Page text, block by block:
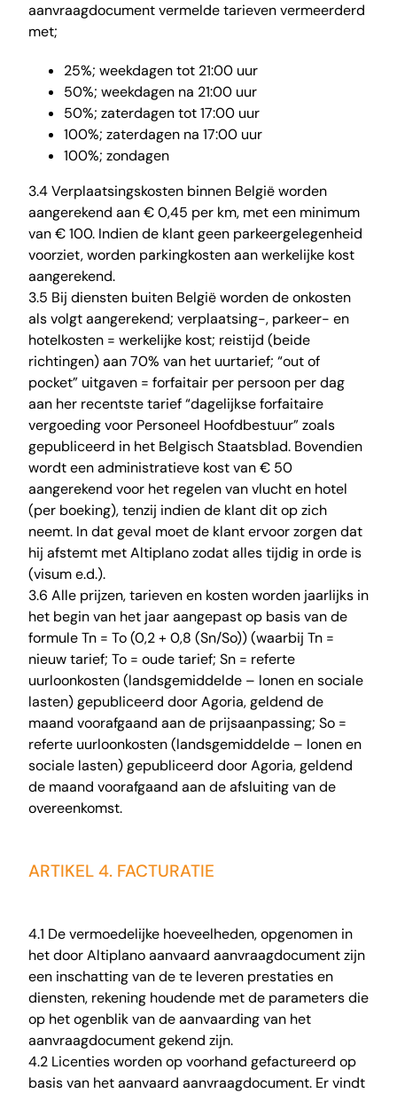
aanvraagdocument vermelde tarieven vermeerderd
met;
25%; weekdagen tot 21:00 uur
50%; weekdagen na 21:00 uur
50%; zaterdagen tot 17:00 uur
100%; zaterdagen na 17:00 uur
100%; zondagen
3.4 Verplaatsingskosten binnen België worden
aangerekend aan € 0,45 per km, met een minimum
van € 100. Indien de klant geen parkeergelegenheid
voorziet, worden parkingkosten aan werkelijke kost
aangerekend.
3.5 Bij diensten buiten België worden de onkosten
als volgt aangerekend; verplaatsing-, parkeer- en
hotelkosten = werkelijke kost; reistijd (beide
richtingen) aan 70% van het uurtarief; “out of
pocket” uitgaven = forfaitair per persoon per dag
aan her recentste tarief “dagelijkse forfaitaire
vergoeding voor Personeel Hoofdbestuur” zoals
gepubliceerd in het Belgisch Staatsblad. Bovendien
wordt een administratieve kost van € 50
aangerekend voor het regelen van vlucht en hotel
(per boeking), tenzij indien de klant dit op zich
neemt. In dat geval moet de klant ervoor zorgen dat
hij afstemt met Altiplano zodat alles tijdig in orde is
(visum e.d.).
3.6 Alle prijzen, tarieven en kosten worden jaarlijks in
het begin van het jaar aangepast op basis van de
formule Tn = To (0,2 + 0,8 (Sn/So)) (waarbij Tn =
nieuw tarief; To = oude tarief; Sn = referte
uurloonkosten (landsgemiddelde – lonen en sociale
lasten) gepubliceerd door Agoria, geldend de
maand voorafgaand aan de prijsaanpassing; So =
referte uurloonkosten (landsgemiddelde – lonen en
sociale lasten) gepubliceerd door Agoria, geldend
de maand voorafgaand aan de afsluiting van de
overeenkomst.
ARTIKEL 4. FACTURATIE
4.1 De vermoedelijke hoeveelheden, opgenomen in
het door Altiplano aanvaard aanvraagdocument zijn
een inschatting van de te leveren prestaties en
diensten, rekening houdende met de parameters die
op het ogenblik van de aanvaarding van het
aanvraagdocument gekend zijn.
4.2 Licenties worden op voorhand gefactureerd op
basis van het aanvaard aanvraagdocument. Er vindt